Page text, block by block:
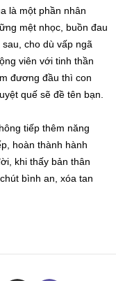
là một phần nhân
mệt nhọc, buồn đau
cho dù vấp ngã
viên với tinh thần
đương đầu thì con
quế sẽ đề tên bạn.
tiếp thêm năng
hoàn thành hành
khi thấy bản thân
bình an, xóa tan